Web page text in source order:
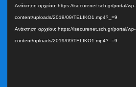
Ανάκτηση αρχείου: https://isecurenet.sch.gr/portal/wp-
content/uploads/2019/09/TELIKO1.mp4?_=9
Ανάκτηση αρχείου: https://isecurenet.sch.gr/portal/wp-
content/uploads/2019/09/TELIKO1.mp4?_=9